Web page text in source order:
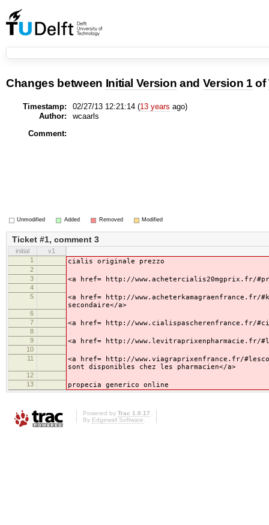
Changes between Initial Version and Version 1 of
Timestamp: 02/27/13 12:21:14 (13 years ago)
Author:
wcaarls
Comment:
Unmodified Added Removed Modified
Ticket #1, comment 3
initial
v1
1
cialis originale prezzo
2
3
<a href= http://www.achetercialis20mgprix.fr/
4
5
<a href= http://www.acheterkamagraenfrance.fr/
secondaire</a>
6
7
<a href= http://www.cialispascherenfrance.fr/
8
9
<a href= http://
10
11
<a href= http://www.viagraprixenfrance.fr/
sont disponibles chez les pharmacien</a>
12
13
propecia generico online
Powered by Trac 1.0.17
By Edgewall Software